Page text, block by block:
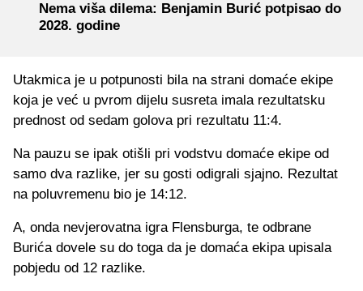
Nema viša dilema: Benjamin Burić potpisao do
2028. godine
Utakmica je u potpunosti bila na strani domaće ekipe
koja je već u pvrom dijelu susreta imala rezultatsku
prednost od sedam golova pri rezultatu 11:4.
Na pauzu se ipak otišli pri vodstvu domaće ekipe od
samo dva razlike, jer su gosti odigrali sjajno. Rezultat
na poluvremenu bio je 14:12.
A, onda nevjerovatna igra Flensburga, te odbrane
Burića dovele su do toga da je domaća ekipa upisala
pobjedu od 12 razlike.